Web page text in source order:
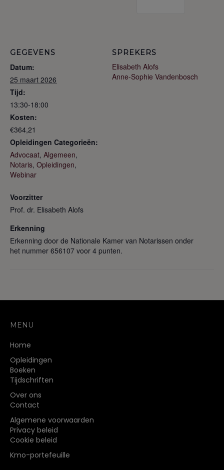
GEGEVENS
Datum:
25 maart 2026
Tijd:
13:30-18:00
Kosten:
€364,21
Opleidingen Categorieën:
Advocaat, Algemeen,
Notaris, Opleidingen,
Webinar
SPREKERS
Elisabeth Alofs
Anne-Sophie Vandenbosch
Voorzitter
Prof. dr. Elisabeth Alofs
Erkenning
Erkenning door de Nationale Kamer van Notarissen onder
het nummer 656107 voor 4 punten.
MENU
Home
Opleidingen
Boeken
Tijdschriften
Over ons
Contact
Algemene voorwaarden
Privacy beleid
Cookie beleid
Kmo-portefeuille